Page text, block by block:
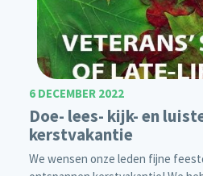
6 DECEMBER 2022
Doe- lees- kijk- en
kerstvakantie
We wensen onze leden fijne